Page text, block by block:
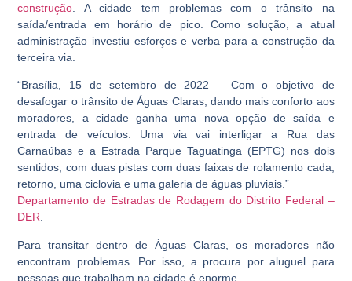
construção . A cidade tem problemas com o trânsito na
saída/entrada em horário de pico. Como solução, a atual
administração investiu esforços e verba para a construção da
terceira via.
“Brasília, 15 de setembro de 2022 – Com o objetivo de
desafogar o trânsito de Águas Claras, dando mais conforto aos
moradores, a cidade ganha uma nova opção de saída e
entrada de veículos. Uma via vai interligar a Rua das
Carnaúbas e a Estrada Parque Taguatinga (EPTG) nos dois
sentidos, com duas pistas com duas faixas de rolamento cada,
retorno, uma ciclovia e uma galeria de águas pluviais.”
Departamento de Estradas de Rodagem do Distrito Federal –
DER.
Para transitar dentro de Águas Claras, os moradores não
encontram problemas. Por isso, a procura por aluguel para
pessoas que trabalham na cidade é enorme.